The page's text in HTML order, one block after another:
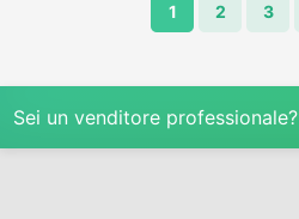
1 2 3
Sei un venditore professionale?